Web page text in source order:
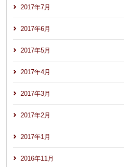
2017年7月
2017年6月
2017年5月
2017年4月
2017年3月
2017年2月
2017年1月
2016年11月